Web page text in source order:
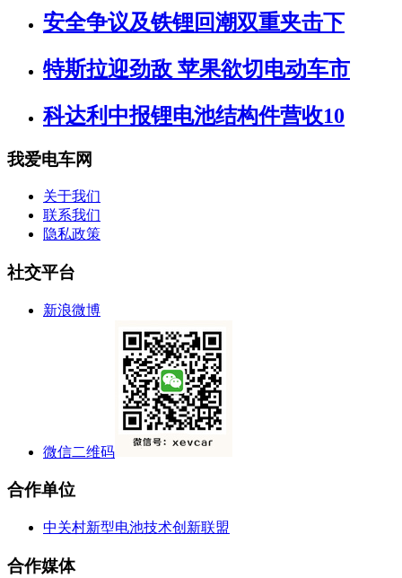
安全争议及铁锂回潮双重夹击下
特斯拉迎劲敌 苹果欲切电动车市
科达利中报锂电池结构件营收10
我爱电车网
关于我们
联系我们
隐私政策
社交平台
新浪微博
微信二维码
合作单位
中关村新型电池技术创新联盟
合作媒体